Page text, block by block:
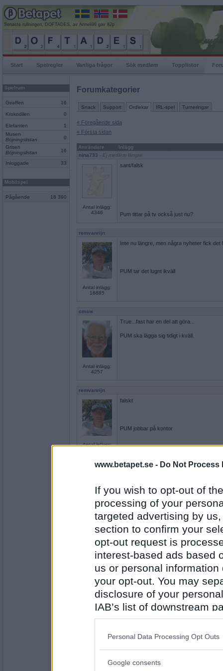
www.betapet.se - Do Not Process
If you wish to opt-out of
processing of your
targeted advertising by
section to confirm your
opt-out request is
interest-based ads based
us or personal
your opt-out. You may
disclosure of your
IAB’s list of downstream
also be disclosed by us
Downstream Participants
Please note that this
Personal Data Processing Opt Outs
Google consents
Senaste rullningen, DOFTADES, av Anneli99 gav 82p
Start Spelregler Vanliga frågor Sök medlem Topplistor
Spelrum
Giraffen 16
Krokodilen 0
Elefanten
1
Musen
Böjningslistan
0
Grisen
Böjningslistan
16
Inloggade 33
Mobilspel
Pågående 18 390
Forumkategorier
Snack Support Ordlekar IRL-spel Turneringar
« Föregående sida
« Första sidan
Användare
Inlägg
nina733 - Ej medlem längre
Antal inlägg:
4346
sant/falsk
Pum tittar på tv också just nu?
remvanrijn
Antal inlägg:
16685
Inte nu längre, men några nyheter fick det
PUM tar det lugnt ikväll
cmsw
Antal inlägg:
4257
True...fast har en del att göra...
PUM ska lägga sig tidigt i kväll.
remvanrijn
Antal inlägg:
falskt
PUM jobbar på kontor
Antal inlägg:
4257
PUM jobbar inte på kontor.
remvanrijn
16685
sant
PUM jobbar svart ibland
falskt
PUM har en tavla på väggen över datorn